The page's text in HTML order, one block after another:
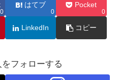
0
はてブ
0
Pocket
0
LinkedIn コピー
フォローする